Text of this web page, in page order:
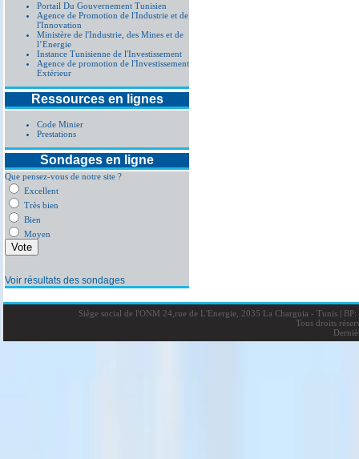
Portail Du Gouvernement Tunisien
Agence de Promotion de l'Industrie et de
l'Innovation
Ministère de l'Industrie, des Mines et de
l’Energie
Instance Tunisienne de l'Investissement
Agence de promotion de l'Investissement
Extérieur
Ressources en lignes
Code Minier
Prestations
Sondages en ligne
Que pensez-vous de notre site ?
Excellent
Très bien
Bien
Moyen
Voir résultats des sondages
Siège social de l'ONM 24,rue de L'Energie, 2035 La Charguia - Tunis |BP:
Tous droits